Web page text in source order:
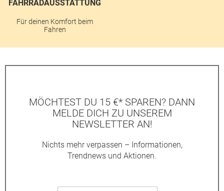
FAHRRADAUSSTATTUNG
Für deinen Komfort beim
Fahren
MÖCHTEST DU 15 €* SPAREN? DANN
MELDE DICH ZU UNSEREM
NEWSLETTER AN!
Nichts mehr verpassen – Informationen,
Trendnews und Aktionen.